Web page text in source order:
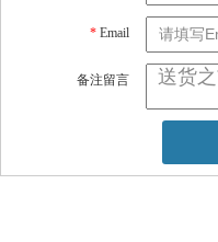
* Email
备注留言